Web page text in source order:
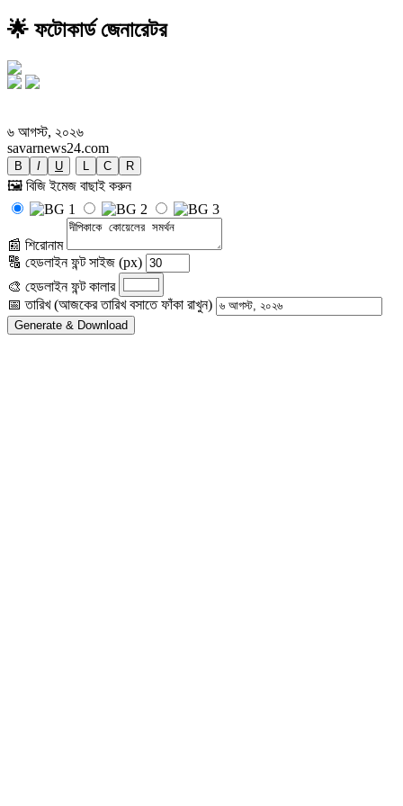
🌟 ফটোকার্ড জেনারেটর
৬ আগস্ট, ২০২৬
savarnews24.com
B I U C R
🖼️ বিজি ইমেজ বাছাই করুন
📰 শিরোনাম
🔠 হেডলাইন ফন্ট সাইজ (px)
🎨 হেডলাইন ফন্ট কালার
📅 তারিখ (আজকের তারিখ বসাতে ফাঁকা রাখুন)
Generate & Download